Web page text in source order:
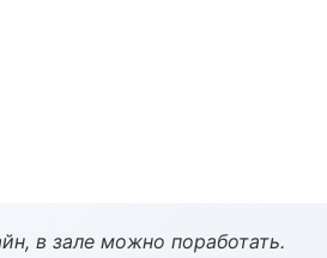
в зале можно поработать.